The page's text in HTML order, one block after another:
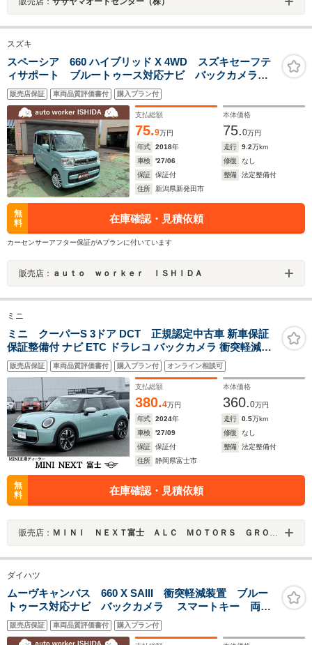
スズキ
スペーシア 660 ハイブリッド X 4WD スズキセーフテ
ィサポート ブルートゥース対応ナビ バックカメラ
スマートキー 両側電動スライドドア シートヒーター
販売店保証 車両品質評価書付 購入プラン付
支払総額
75.9万円
本体価格
75.0万円
年式
2018年 走行 9.2万km
車検
'27/06 修復
なし
保証
保証付 整備
法定整備付
住所
新潟県新発田市
無
料
在庫確認・見積依頼
カーセンサーアフター保証がAプランに付いています
販売店： ａｕｔｏ ｗｏｒｋｅｒ ＩＳＨＩＤＡ
ミニ
ミニ クーパーS 3ドア DCT 正規認定中古車 新車保証
保証整備付 ナビ ETC ドラレコ バックカメラ 衝突軽減ブ
レーキ アイドリングストップ 障害物ソナー 車線キープ A
クルコン
販売店保証 車両品質評価書付 購入プラン付 オンライン相談可
支払総額
380.4万円
本体価格
360.0万円
年式
2024年 走行 0.5万km
車検
'27/09 修復
なし
保証
保証付 整備
法定整備付
住所
静岡県富士市
無
料
在庫確認・見積依頼
販売店： ＭＩＮＩ ＮＥＸＴ富士 ＡＬＣ ＭＯＴＯＲＳ ＧＲＯＵＰ
ダイハツ
ムーヴキャンバス 660 X SAIII 衝突軽減装置 ブルー
トゥース対応ナビ バックカメラ スマートキー 両側
電動スライドドア 関東仕入
販売店保証 車両品質評価書付 購入プラン付